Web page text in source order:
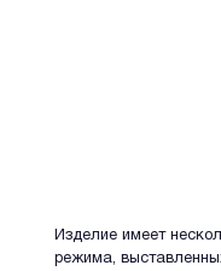
Изделие имеет
режима,